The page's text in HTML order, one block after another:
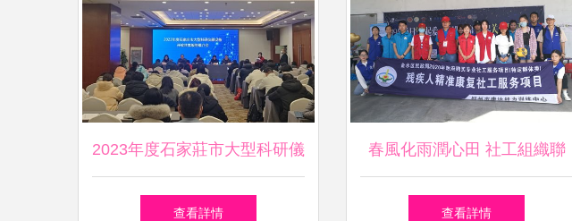
2023年度石家莊市大型科研儀
器設備開放共享服務工作推介
查看詳情
春風化雨潤心田 社工組織聯
動各界，以大型公益活動點
查看詳情